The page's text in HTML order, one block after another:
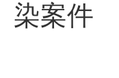
染案件